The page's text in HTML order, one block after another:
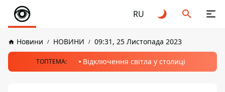
RU
Новини НОВИНИ 09:31, 25 Листопада 2023
ТОПТЕМА: Відключення світла у столиці